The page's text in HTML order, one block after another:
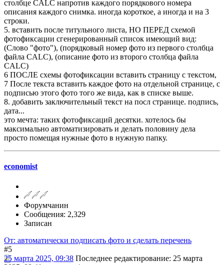
столбце CALC напротив каждого порядкового номера
описания каждого снимка. иногда короткое, а иногда и на 3
строки.
5. вставить после титульного листа, НО ПЕРЕД схемой
фотофиксации сгенерированный список имеющий вид:
(Слово "фото"), (порядковый номер фото из первого столбца
файла CALC), (описание фото из второго столбца файла
CALC)
6 ПОСЛЕ схемы фотофиксации вставить страницу с текстом,
7 После текста вставить каждое фото на отдельной странице, с
подписью этого фото того же вида, как в списке выше.
8. добавить заключительный текст на посл странице. подпись,
дата...
это мечта: таких фотофиксаций десятки. хотелось бы
максимально автоматизировать и делать половину дела
просто помещая нужные фото в нужную папку.
economist
Форумчанин
Сообщения: 2,329
Записан
От: автоматически подписать фото и сделать перечень
#5
25 марта 2025, 09:38 Последнее редактирование: 25 марта